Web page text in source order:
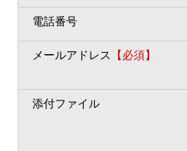
電話番号
メールアドレス
【必須】
添付ファイル